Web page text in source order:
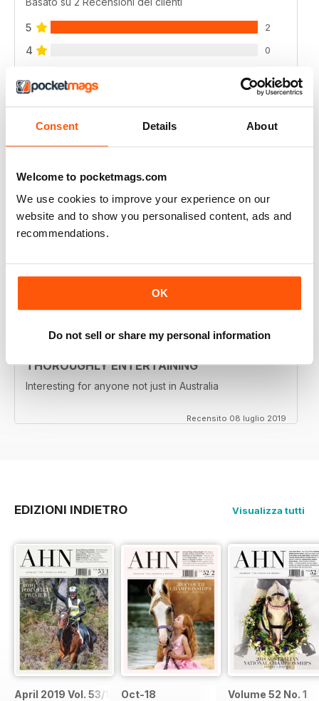
Consent Details About
Welcome to pocketmags.com
We use cookies to improve your experience on our
website and to show you personalised content, ads and
recommendations.
OK
Do not sell or share my personal information
5 2
4 0
2 0
THOROUGHLY ENTERTAINING
Interesting for anyone not just in Australia
Recensito 08 luglio 2019
EDIZIONI INDIETRO Visualizza tutti
April 2019 Vol. 53/1 Oct-18 Volume 52 No. 1